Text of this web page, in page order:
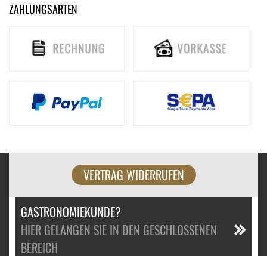
ZAHLUNGSARTEN
VERTRAG WIDERRUFEN
GASTRONOMIEKUNDE?
HIER GELANGEN SIE IN DEN GESCHLOSSENEN
BEREICH